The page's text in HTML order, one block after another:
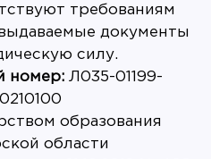
требованиям
документы
силу.
номер:Л035-01199-
образования